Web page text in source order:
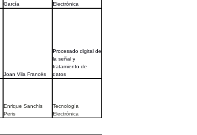
García
Electrónica
Joan Vila Francés
Procesado digital de
la señal y
tratamiento de
datos
Enrique Sanchis
Peris
Tecnología
Electrónica